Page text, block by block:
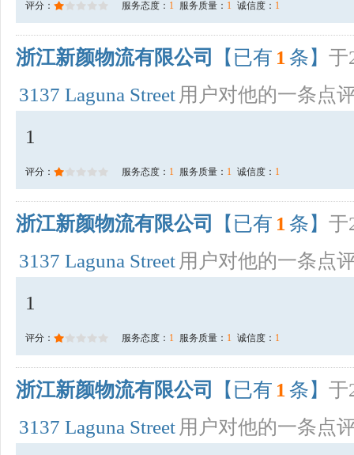
评分： 服务态度： 1 服务质量： 1 诚信度： 1
浙江新颜物流有限公司 【已有 1 条】 于
3137 Laguna Street 用户对他的一条点
1
评分： 服务态度： 1 服务质量： 1 诚信度： 1
浙江新颜物流有限公司 【已有 1 条】 于
3137 Laguna Street 用户对他的一条点
1
评分： 服务态度： 1 服务质量： 1 诚信度： 1
浙江新颜物流有限公司 【已有 1 条】 于
3137 Laguna Street 用户对他的一条点